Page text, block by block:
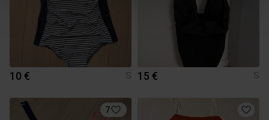
10 € S 15 € S
7